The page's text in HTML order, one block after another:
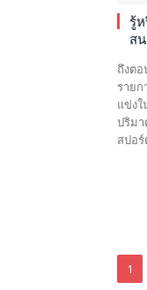
รู้
ส
ถึงต
ราย
แข่ง
ปริมา
สปอ
1